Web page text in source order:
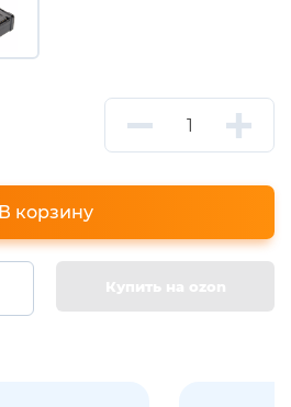
В корзину
Купить на ozon